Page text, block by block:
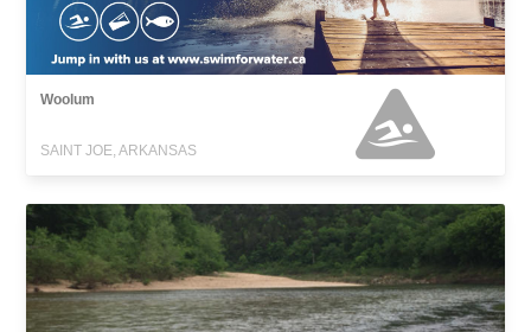
Woolum
SAINT JOE, ARKANSAS